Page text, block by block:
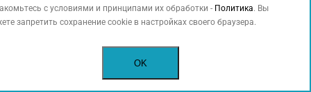
решениях для практики. Статьи экспертов по
основным специальностям, обзоры, результаты
российские новости, видеоматериалы (в прямой
трансляции или записи) составляют основное
с условиями и принципами их обработки - Политика. Вы
запретить сохранение cookie в настройках своего браузера.
OK